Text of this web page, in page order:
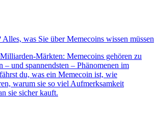
was Sie über Memecoins wissen müssen
Märkten: Memecoins gehören zu
– und spannendsten – Phänomenen im
du, was ein Memecoin ist, wie
warum sie so viel Aufmerksamkeit
sie sicher kauft.